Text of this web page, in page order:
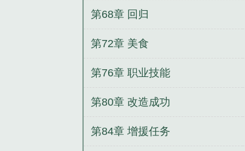
第68章 回归
第72章 美食
第76章 职业技能
第80章 改造成功
第84章 增援任务